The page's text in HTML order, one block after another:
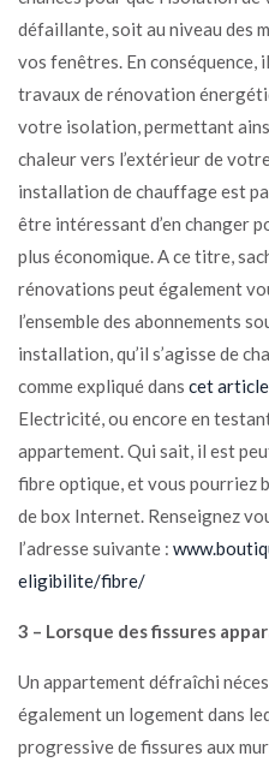
défaillante, soit au niveau des
vos fenêtres. En conséquence,
travaux de rénovation
votre isolation, permettant
chaleur vers l’extérieur de
installation de chauffage est
être intéressant d’en changer
plus économique. A ce titre,
rénovations peut également
l’ensemble des abonnements
installation, qu’il s’agisse de
comme expliqué dans cet article
Electricité, ou encore en
appartement. Qui sait, il est
fibre optique, et vous pourriez
de box Internet. Renseignez
l’adresse suivante :
eligibilite/fibre/
3 – Lorsque des fissures
Un appartement défraîchi
également un logement dans
progressive de fissures aux